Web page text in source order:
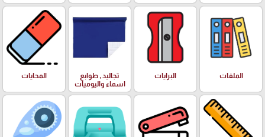
الملفات البرايات
تجاليد , طوابع
اسماء واليوميات
المحايات